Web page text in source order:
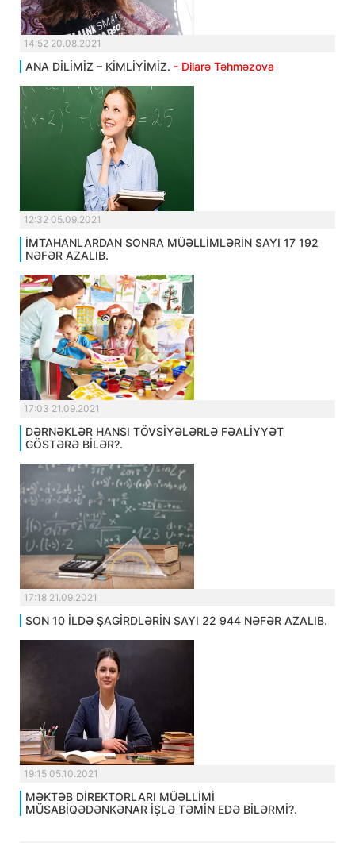
14:52 20.08.2021
ANA DİLİMİZ – KİMLİYİMİZ. - Dilarə Təhməzova
12:32 05.09.2021
İMTAHANLARDAN SONRA MÜƏLLİMLƏRİN SAYI 17 192
NƏFƏR AZALIB.
17:03 21.09.2021
DƏRNƏKLƏR HANSI TÖVSİYƏLƏRLƏ FƏALİYYƏT
GÖSTƏRƏ BİLƏR?.
17:18 21.09.2021
SON 10 İLDƏ ŞAGİRDLƏRİN SAYI 22 944 NƏFƏR AZALIB.
19:15 05.10.2021
MƏKTƏB DİREKTORLARI MÜƏLLİMİ
MÜSABİQƏDƏNKƏNAR İŞLƏ TƏMİN EDƏ BİLƏRMİ?.